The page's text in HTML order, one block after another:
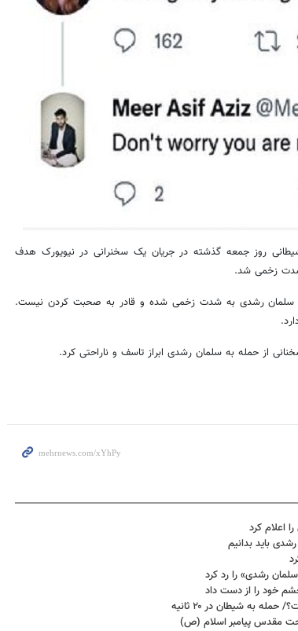
روز جمعه گذشته در جریان یک سخنرانی در نیویورک هدف
زخمی شد.
سلمان رشدی به شدت زخمی شده و قادر به صحبت کردن نیست.
از حمله به سلمان رشدی ابراز تاسف و ناراحتی کرد.
اعلام کرد
رشدی» را رد کرد
خود را از دست داد
به شیطان در ۲۰ ثانیه
مقدس پیامبر اسلام (ص)
روزنامه‌های ورزشی پنج‌شنبه ۱۵ مرداد ۱۴۰۵